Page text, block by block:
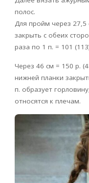
полос.
Для пройм через 27,5
закрыть с обеих
раза по 1 п. = 101
Через 46 см = 150 р.
нижней планки
п. образует
относятся к плечам.